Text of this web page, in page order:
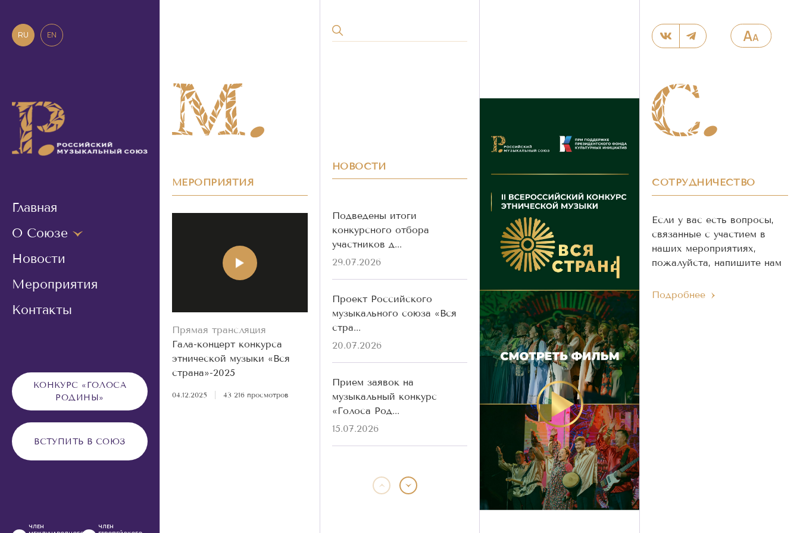
RU EN
Главная
О Союзе
Новости
Мероприятия
Контакты
КОНКУРС «ГОЛОСА
РОДИНЫ»
ВСТУПИТЬ В СОЮЗ
ЧЛЕН
ЧЛЕН
МЕРОПРИЯТИЯ
Прямая трансляция
Гала-концерт конкурса
этнической музыки «Вся
страна»-2025
04.12.2025 43 216 просмотров
НОВОСТИ
Подведены итоги
конкурсного отбора
участников д...
29.07.2026
Проект Российского
музыкального союза «Вся
стра...
20.07.2026
Прием заявок на
музыкальный конкурс
«Голоса Род...
15.07.2026
«Голоса Родины» разных
СОТРУДНИЧЕСТВО
Если у вас есть вопросы,
связанные с участием в
наших мероприятиях,
пожалуйста, напишите нам
Подробнее